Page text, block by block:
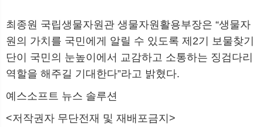
최종원 국립생물자원관 생물자원활용부장은 “생물자
원의 가치를 국민에게 알릴 수 있도록 제2기 보물찾기
단이 국민의 눈높이에서 교감하고 소통하는 징검다리
역할을 해주길 기대한다”라고 밝혔다.
예스소프트 뉴스 솔루션
<저작권자 무단전재 및 재배포금지>